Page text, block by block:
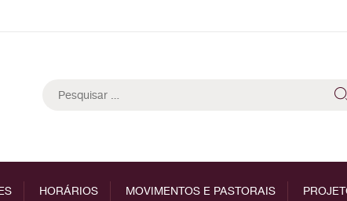
por:
HORÁRIOS MOVIMENTOS E PASTORAIS